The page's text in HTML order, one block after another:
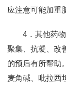
应注意可能加重
4．其他药
聚集、抗凝、改
的预后有所帮助
麦角碱、吡拉西